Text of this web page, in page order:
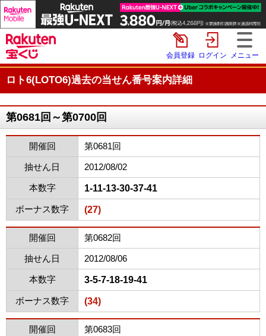
会員登録 ログイン メニュー
ロト6(LOTO6)過去の当せん番号案内詳細
第0681回～第0700回
開催回 第0681回
抽せん日 2012/08/02
本数字 1-11-13-30-37-41
ボーナス数字 (27)
開催回 第0682回
抽せん日 2012/08/06
本数字 3-5-7-18-19-41
ボーナス数字 (34)
開催回 第0683回